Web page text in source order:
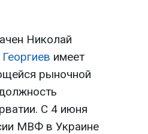
Николай
Георгиев имеет
рыночной
С 4 июня
МВФ в Украине